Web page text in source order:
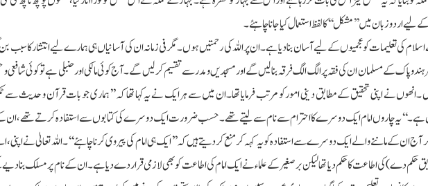
اردو زبان میں ’’ مشکل‘‘ کا لفظ استعمال کیا جانا چاہئے ۔
اسلام کی تعلیمات کو عجمیوں کے لیے آسان بنادیا ہے ۔ان پر اللہ کی رحمتیں ہوں ۔مگر فی زمانہ ان کی آسانیاں ہی ہمارے لیے انتشار کا سبب
پاک کے مسلمان ان کی فقہ پر الگ الگ فرقہ بنالیں گے اور مسجدیں و مدرسے تقسیم کرلیں گے ۔آج کوئی مالکی اورحنبلی ہے تو کوئی شافعی
نے اپنی تحقیق کے مطابق دینی امور کو مرتب فرمایا تھا ۔ان میں سے ہر ایک نے یہ کہا تھا کہ ’’ ہماری جو بات قرآن و حدیث سے
ہے ۔‘‘ یہ چاروں امام ایک دوسرے کا احترام سے نام سے لیتے تھے ۔ حسب ضرورت ایک دوسرے کی کتابوں سے استفادہ کرتے تھے
آج ان کے ماننے والے ایک دوسرے سے استفادہ کو یہ کہہ کر منع کردیتے ہیں کہ ’’ ایک ہی امام کی پیروی کرنا چاہئے ‘‘۔اللہ تعالیٰ نے اپنی
حکم دے) کی اطاعت کا حکم دیا تھا لیکن برصغیر کے علماء نے ایک امام کی اطاعت کو بھی لازمی قرار دے دیا ہے ۔ان کے نام پر مسلک